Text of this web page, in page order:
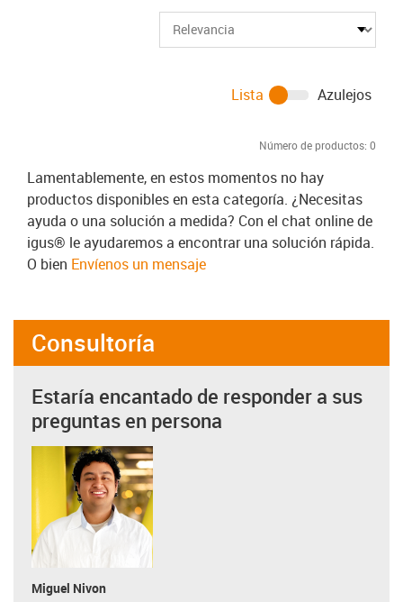
Número de productos: 0
Lista Azulejos
Lamentablemente, en estos momentos no hay
productos disponibles en esta categoría. ¿Necesitas
ayuda o una solución a medida? Con el chat online de
igus® le ayudaremos a encontrar una solución rápida.
O bien Envíenos un mensaje
Consultoría
Estaría encantado de responder a sus
preguntas en persona
Miguel Nivon